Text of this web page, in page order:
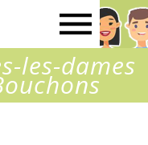
les-dames